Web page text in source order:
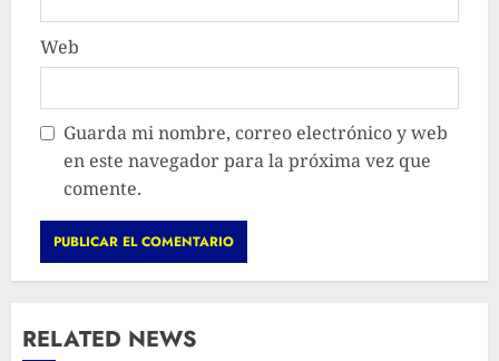
Web
Guarda mi nombre, correo electrónico y web
en este navegador para la próxima vez que
comente.
RELATED NEWS